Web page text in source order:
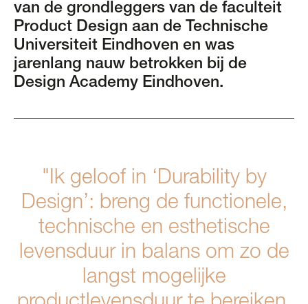
van de grondleggers van de faculteit
Product Design aan de Technische
Universiteit Eindhoven en was
jarenlang nauw betrokken bij de
Design Academy Eindhoven.
"Ik geloof in ‘Durability by
Design’: breng de functionele,
technische en esthetische
levensduur in balans om zo de
langst mogelijke